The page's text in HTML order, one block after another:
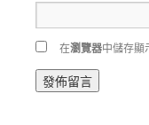
在瀏覽器中儲存顯